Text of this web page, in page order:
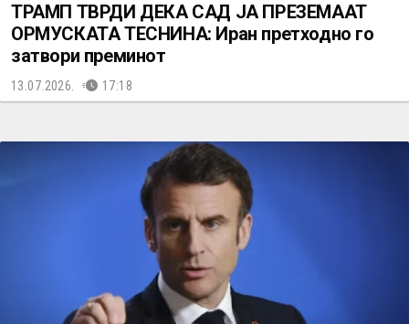
ТРАМП ТВРДИ ДЕКА САД ЈА ПРЕЗЕМААТ
ОРМУСКАТА ТЕСНИНА: Иран претходно го
затвори преминот
13.07.2026. 17:18